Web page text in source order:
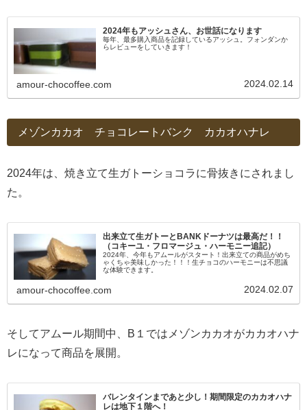
2024年もアッシュさん、お世話になります
毎年、最多購入商品を記録しているアッシュ。フォンダンか
らレビューをしていきます！
amour-chocoffee.com 2024.02.14
メゾンカカオ チョコレートバンク カカオハナレ
2024年は、焼き立て生ガトーショコラに骨抜きにされまし
た。
出来立て生ガトーとBANKドーナツは最高だ！！
（コキーユ・フロマージュ・ハーモニー追記）
2024年、今年もアムールがスタート！出来立ての商品がめち
ゃくちゃ美味しかった！！！生チョコのハーモニーは不思議
な体験できます。
amour-chocoffee.com 2024.02.07
そしてアムール期間中、B１ではメゾンカカオがカカオハナ
レになって商品を展開。
バレンタインまであと少し！期間限定のカカオハナ
レは地下１階へ！